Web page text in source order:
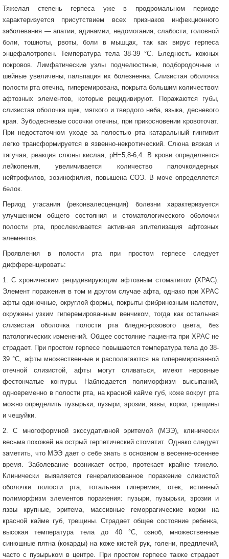
Тяжелая степень герпеса уже в продромальном периоде
характеризуется присутствием всех признаков инфекционного
заболевания — апатии, адинамии, недомогания, слабости, головной
боли, тошноты, рвоты, боли в мышцах, так как вирус герпеса
энцефалотропен. Температура тела 38-39 °С. Бледность кожных
покровов. Лимфатические узлы подчелюстные, подбородочные и
шейные увеличены, пальпация их болезненна. Слизистая оболочка
полости рта отечна, гиперемирована, покрыта большим количеством
афтозных элементов, которые рецидивируют. Поражаются губы,
слизистая оболочка щек, мягкого и твердого неба, языка, десневого
края. Зубодесневые сосочки отечны, при прикосновении кровоточат.
При недостаточном уходе за полостью рта катаральный гингивит
легко трансформируется в язвенно-некротический. Слюна вязкая и
тягучая, реакция слюны кислая, рН=5,8-6,4. В крови определяется
лейкопения, увеличивается количество палочкоядерных
нейтрофилов, эозинофилия, повышена СОЭ. В моче определяется
белок.
Период угасания (реконвалесценция) болезни характеризуется
улучшением общего состояния и стоматологического оболочки
полости рта, прослеживается активная эпителизация афтозных
элементов.
Проявления в полости рта при простом герпесе следует
дифференцировать:
1. С хроническим рецидивирующим афтозным стоматитом (ХРАС).
Элемент поражения в том и другом случае афта, однако при ХРАС
афты одиночные, округлой формы, покрыты фибринозным налетом,
окружены узким гиперемированным венчиком, тогда как остальная
слизистая оболочка полости рта бледно-розового цвета, без
патологических изменений. Общее состояние пациента при ХРАС не
страдает. При простом герпесе повышается температура тела до 38-
39 °С, афты множественные и располагаются на гиперемированной
отечной слизистой, афты могут сливаться, имеют неровные
фестончатые контуры. Наблюдается полиморфизм высыпаний,
одновременно в полости рта, на красной кайме губ, коже вокруг рта
можно определить пузырьки, пузыри, эрозии, язвы, корки, трещины
и чешуйки.
2. С многоформной экссудативной эритемой (МЭЭ), клинически
весьма похожей на острый герпетический стоматит. Однако следует
заметить, что МЭЭ дает о себе знать в основном в весенне-осеннее
время. Заболевание возникает остро, протекает крайне тяжело.
Клинически выявляется генерализованное поражение слизистой
оболочки полости рта, тотальная гиперемия, отек, истинный
полиморфизм элементов поражения: пузыри, пузырьки, эрозии и
язвы крупные, эритема, массивные геморрагические корки на
красной кайме губ, трещины. Страдает общее состояние ребенка,
высокая температура тела до 40 °С, озноб, множественные
синюшные пятна (кокарды) на коже кистей рук, голени, предплечий,
часто с пузырьком в центре. При простом герпесе также страдает